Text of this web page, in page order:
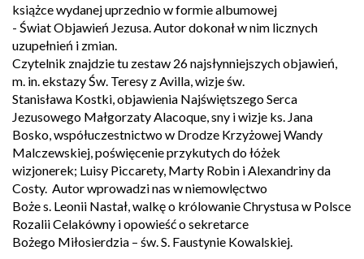
książce wydanej uprzednio w formie albumowej
- Świat Objawień Jezusa. Autor dokonał w nim licznych
uzupełnień i zmian.
Czytelnik znajdzie tu zestaw 26 najsłynniejszych objawień,
m. in. ekstazy Św. Teresy z Avilla, wizje św.
Stanisława Kostki, objawienia Najświętszego Serca
Jezusowego Małgorzaty Alacoque, sny i wizje ks. Jana
Bosko, współuczestnictwo w Drodze Krzyżowej Wandy
Malczewskiej, poświęcenie przykutych do łóżek
wizjonerek; Luisy Piccarety, Marty Robin i Alexandriny da
Costy. Autor wprowadzi nas w niemowlęctwo
Boże s. Leonii Nastał, walkę o królowanie Chrystusa w Polsce
Rozalii Celakówny i opowieść o sekretarce
Bożego Miłosierdzia – św. S. Faustynie Kowalskiej.